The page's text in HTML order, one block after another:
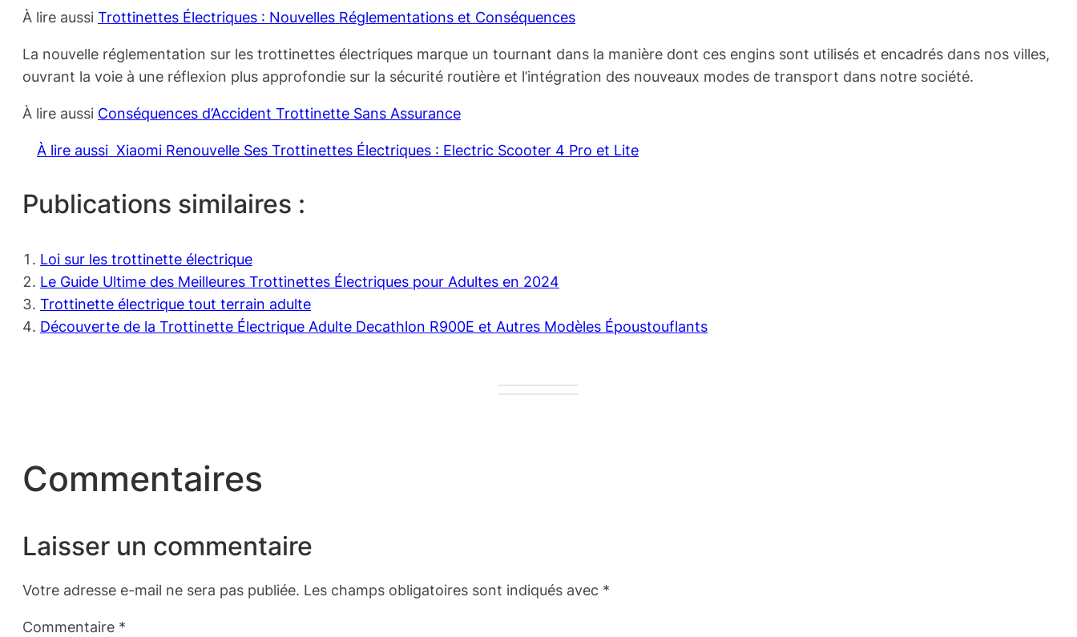
À lire aussi Trottinettes Électriques : Nouvelles Réglementations et Conséquences
La nouvelle réglementation sur les trottinettes électriques marque un tournant dans la manière dont ces engins sont utilisés et encadrés dans nos villes,
ouvrant la voie à une réflexion plus approfondie sur la sécurité routière et l’intégration des nouveaux modes de transport dans notre société.
À lire aussi Conséquences d’Accident Trottinette Sans Assurance
À lire aussi Xiaomi Renouvelle Ses Trottinettes Électriques : Electric Scooter 4 Pro et Lite
Publications similaires :
Loi sur les trottinette électrique
Le Guide Ultime des Meilleures Trottinettes Électriques pour Adultes en 2024
Trottinette électrique tout terrain adulte
Découverte de la Trottinette Électrique Adulte Decathlon R900E et Autres Modèles Époustouflants
Commentaires
Laisser un commentaire
Votre adresse e-mail ne sera pas publiée. Les champs obligatoires sont indiqués avec *
Commentaire *